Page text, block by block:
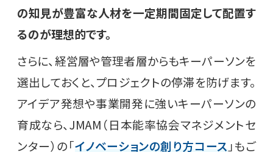
の知見が豊富な人材を一定期間固定して配置す
るのが理想的です。
さらに、経営層や管理者層からもキーパーソンを
選出しておくと、プロジェクトの停滞を防げます。
アイデア発想や事業開発に強いキーパーソンの
育成なら、JMAM（日本能率協会マネジメントセ
ンター）の「イノベーションの創り方コース 」もご